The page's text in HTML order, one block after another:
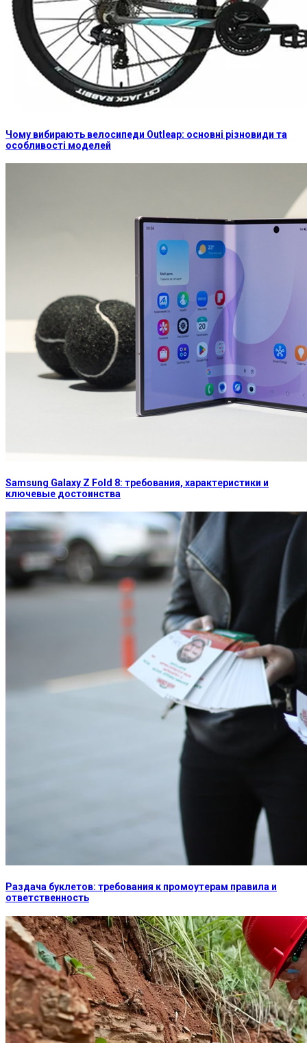
Чому вибирають велосипеди Outleap: основні різновиди та
особливості моделей
Samsung Galaxy Z Fold 8: требования, характеристики и
ключевые достоинства
Раздача буклетов: требования к промоутерам правила и
ответственность